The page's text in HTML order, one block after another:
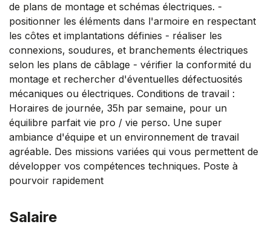
de plans de montage et schémas électriques. -
positionner les éléments dans l'armoire en respectant
les côtes et implantations définies - réaliser les
connexions, soudures, et branchements électriques
selon les plans de câblage - vérifier la conformité du
montage et rechercher d'éventuelles défectuosités
mécaniques ou électriques. Conditions de travail :
Horaires de journée, 35h par semaine, pour un
équilibre parfait vie pro / vie perso. Une super
ambiance d'équipe et un environnement de travail
agréable. Des missions variées qui vous permettent de
développer vos compétences techniques. Poste à
pourvoir rapidement
Salaire